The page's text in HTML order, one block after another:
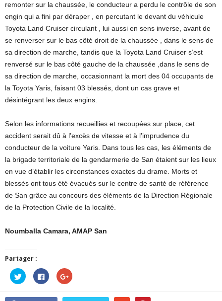
remonter sur la chaussée, le conducteur a perdu le contrôle de son
engin qui a fini par déraper , en percutant le devant du véhicule
Toyota Land Cruiser circulant , lui aussi en sens inverse, avant de
se renverser sur le bas côté droit de la chaussée , dans le sens de
sa direction de marche, tandis que la Toyota Land Cruiser s’est
renversé sur le bas côté gauche de la chaussée ,dans le sens de
sa direction de marche, occasionnant la mort des 04 occupants de
la Toyota Yaris, faisant 03 blessés, dont un cas grave et
désintégrant les deux engins.
Selon les informations recueillies et recoupées sur place, cet
accident serait dû à l’excès de vitesse et à l’imprudence du
conducteur de la voiture Yaris. Dans tous les cas, les éléments de
la brigade territoriale de la gendarmerie de San étaient sur les lieux
en vue d’établir les circonstances exactes du drame. Morts et
blessés ont tous été évacués sur le centre de santé de référence
de San grâce au concours des éléments de la Direction Régionale
de la Protection Civile de la localité.
Noumballa Camara, AMAP San
Partager :
Cliquez
pour
partager
sur
Twitter(ouvre
Cliquez
pour
partager
sur
Facebook(ouvre
Cliquez
pour
sur
Google+